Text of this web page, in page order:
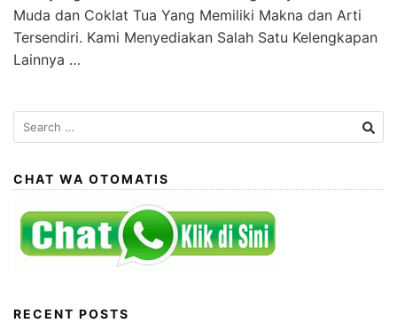
Muda dan Coklat Tua Yang Memiliki Makna dan Arti
Tersendiri. Kami Menyediakan Salah Satu Kelengkapan
Lainnya …
Search
for:
CHAT WA OTOMATIS
RECENT POSTS